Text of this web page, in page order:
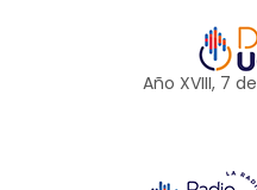
Año XVIII, 7 de